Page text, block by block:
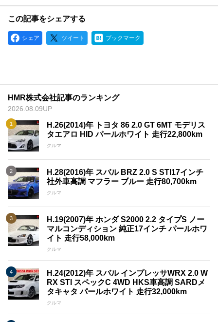
この記事をシェアする
シェア ツイート ブックマーク
HMR株式会社記事のランキング
2026.08.09UP
H.26(2014)年 トヨタ 86 2.0 GT 6MT モデリス
タエアロ HID パールホワイト 走行22,800km
クルマ
H.28(2016)年 スバル BRZ 2.0 S STI17インチ
社外車高調 マフラー ブルー 走行80,700km
クルマ
H.19(2007)年 ホンダ S2000 2.2 タイプS ノー
マルコンディション 純正17インチ パールホワ
イト 走行58,000km
クルマ
H.24(2012)年 スバル インプレッサWRX 2.0 W
RX STI スペックC 4WD HKS車高調 SARDメ
タキャタ パールホワイト 走行32,000km
クルマ